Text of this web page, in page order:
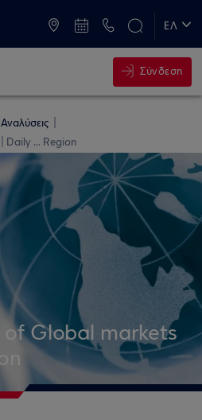
ΕΛ
Σύνδεση
Daily ... Region
of Global markets